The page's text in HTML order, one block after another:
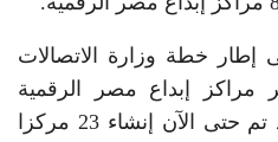
إطار خطة وزارة الاتصالات
مراكز إبداع مصر الرقمية
بكافة أنحاء الجمهورية. وقد تم حتى الآن إنشاء 23 مركزا